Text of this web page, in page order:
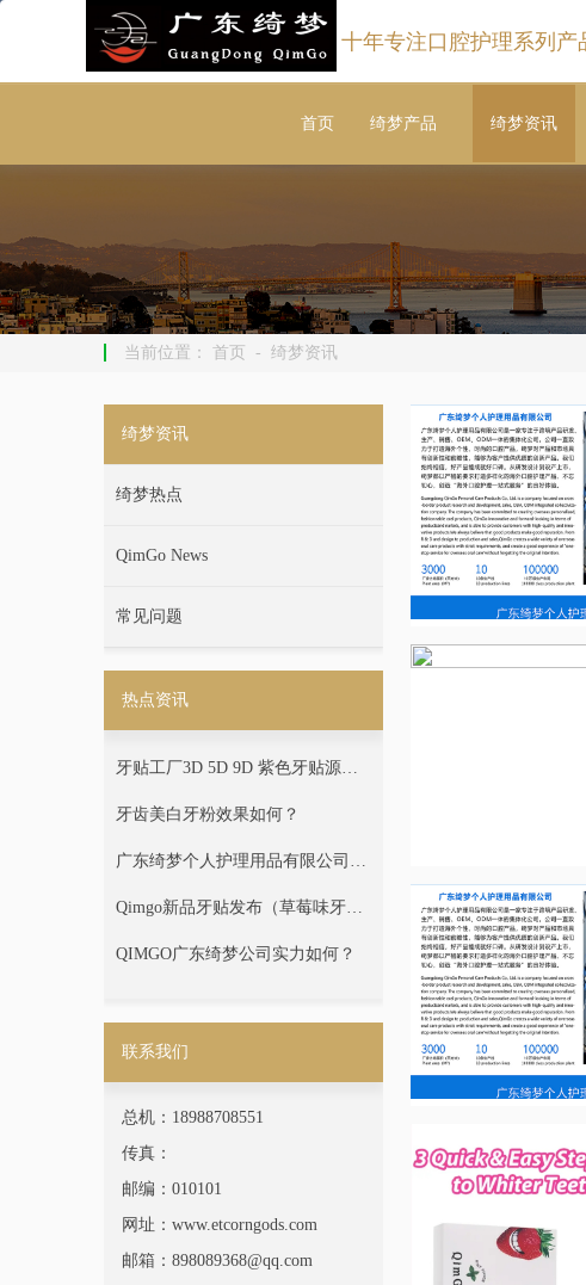
十年专注口腔护理系列产
首页 绮梦产品 绮梦资讯
当前位置： 首页 - 绮梦资讯
绮梦资讯
绮梦热点
QimGo News
常见问题
热点资讯
牙贴工厂3D 5D 9D 紫色牙贴源头
厂家 贴牌定制代工广东绮梦
牙齿美白牙粉效果如何？
广东绮梦个人护理用品有限公司专
注口腔护理领域10年
Qimgo新品牙贴发布（草莓味牙齿
美白牙贴）
QIMGO广东绮梦公司实力如何？
联系我们
总机：18988708551
传真：
邮编：010101
网址：www.etcorngods.com
邮箱：898089368@qq.com